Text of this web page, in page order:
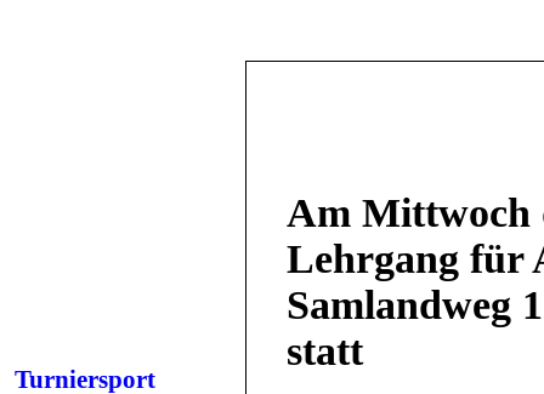
Turniersport
Am Mittwoch
Lehrgang für
Samlandweg
statt